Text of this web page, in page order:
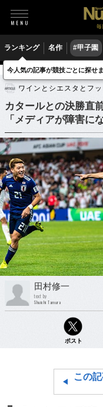
毎
ランキング 名作 #甲子園
サッカー サッカー日本代表
ワインとシエスタとフッ
カタールとの決勝直
「メディアが障害に
田村修一
text by
Shuichi Tamura
ポスト
この
今人気の記事が競技ごとに探せ